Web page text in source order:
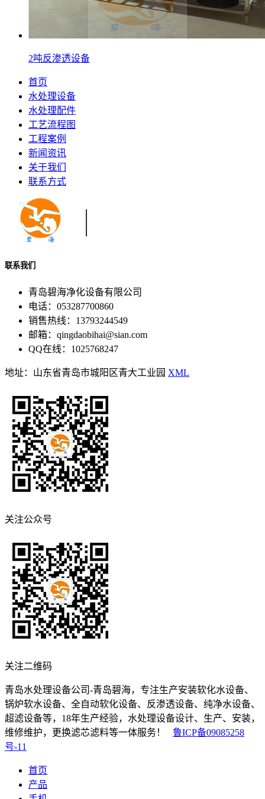
2吨反渗透设备
首页
水处理设备
水处理配件
工艺流程图
工程案例
新闻资讯
关于我们
联系方式
联系我们
青岛碧海净化设备有限公司
电话：053287700860
销售热线：13793244549
邮箱：qingdaobihai@sian.com
QQ在线：1025768247
地址：山东省青岛市城阳区青大工业园 XML
关注公众号
关注二维码
青岛水处理设备公司-青岛碧海，专注生产安装软化水设备、
锅炉软水设备、全自动软化设备、反渗透设备、纯净水设备、
超滤设备等，18年生产经验，水处理设备设计、生产、安装，
维修维护，更换滤芯滤料等一体服务！ 鲁ICP备09085258
号-11
首页
产品